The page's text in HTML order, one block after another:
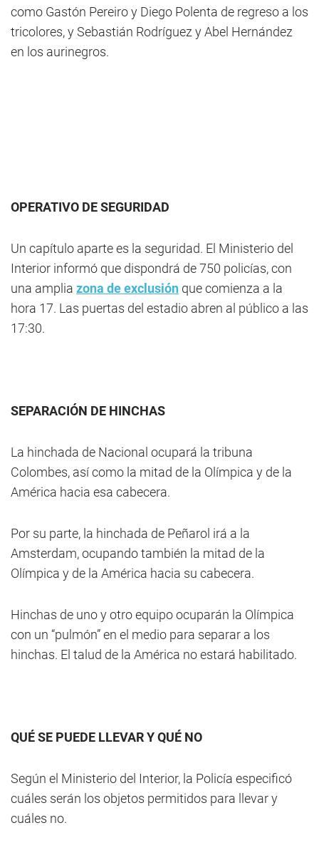
como Gastón Pereiro y Diego Polenta de regreso a los
tricolores, y Sebastián Rodríguez y Abel Hernández
en los aurinegros.
OPERATIVO DE SEGURIDAD
Un capítulo aparte es la seguridad. El Ministerio del
Interior informó que dispondrá de 750 policías, con
una amplia zona de exclusión que comienza a la
hora 17. Las puertas del estadio abren al público a las
17:30.
SEPARACIÓN DE HINCHAS
La hinchada de Nacional ocupará la tribuna
Colombes, así como la mitad de la Olímpica y de la
América hacia esa cabecera.
Por su parte, la hinchada de Peñarol irá a la
Amsterdam, ocupando también la mitad de la
Olímpica y de la América hacia su cabecera.
Hinchas de uno y otro equipo ocuparán la Olímpica
con un “pulmón” en el medio para separar a los
hinchas. El talud de la América no estará habilitado.
QUÉ SE PUEDE LLEVAR Y QUÉ NO
Según el Ministerio del Interior, la Policía especificó
cuáles serán los objetos permitidos para llevar y
cuáles no.